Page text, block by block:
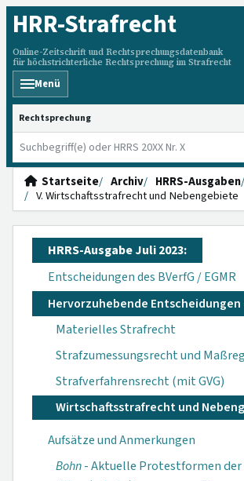
HRR-Strafrecht
Online-Zeitschrift und Rechtsprechungsdatenbank
für höchstrichterliche Rechtsprechung im Strafrecht
Menü
HRRS durchsuchen
Startseite Archiv HRRS-Ausgaben
V. Wirtschaftsstrafrecht und Nebengebiete
HRRS-Ausgabe Juli 2023:
Entscheidungen des BVerfG / EGMR
Hervorzuhebende Entscheidungen
Materielles Strafrecht
Strafzumessungsrecht und
Strafverfahrensrecht (mit GVG)
Wirtschaftsstrafrecht und
Aufsätze und Anmerkungen
Bohn- Aktuelle Protestformen der